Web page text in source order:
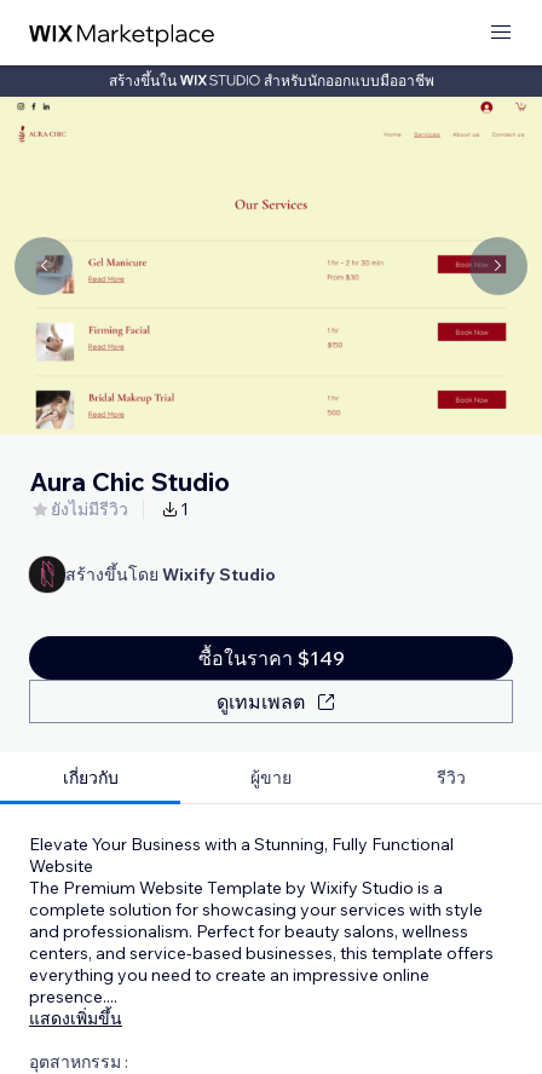
สร้างขึ้นใน สำหรับนักออกแบบมืออาชีพ
Aura Chic Studio
ยังไม่มีรีวิว 1
สร้างขึ้นโดย Wixify Studio
ซื้อในราคา $149
ดูเทมเพลต
เกี่ยวกับ ผู้ขาย รีวิว
Elevate Your Business with a Stunning, Fully Functional
Website
The Premium Website Template by Wixify Studio is a
complete solution for showcasing your services with style
and professionalism. Perfect for beauty salons, wellness
centers, and service-based businesses, this template offers
everything you need to create an impressive online
presence....
แสดงเพิ่มขึ้น
อุตสาหกรรม :